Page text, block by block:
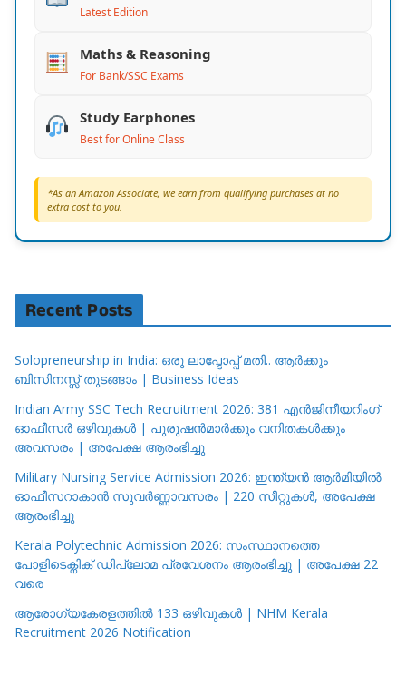
Latest Edition
Maths & Reasoning
For Bank/SSC Exams
Study Earphones
Best for Online Class
*As an Amazon Associate, we earn from qualifying purchases at no
extra cost to you.
Recent Posts
Solopreneurship in India: ഒരു ലാപ്ടോപ്പ് മതി.. ആർക്കും
ബിസിനസ്സ് തുടങ്ങാം | Business Ideas
Indian Army SSC Tech Recruitment 2026: 381 എൻജിനീയറിംഗ്
ഓഫീസർ ഒഴിവുകൾ | പുരുഷൻമാർക്കും വനിതകൾക്കും
അവസരം | അപേക്ഷ ആരംഭിച്ചു
Military Nursing Service Admission 2026: ഇന്ത്യൻ ആർമിയിൽ
ഓഫീസറാകാൻ സുവർണ്ണാവസരം | 220 സീറ്റുകൾ, അപേക്ഷ
ആരംഭിച്ചു
Kerala Polytechnic Admission 2026: സംസ്ഥാനത്തെ
പോളിടെക്നിക് ഡിപ്ലോമ പ്രവേശനം ആരംഭിച്ചു | അപേക്ഷ 22
വരെ
ആരോഗ്യകേരളത്തിൽ 133 ഒഴിവുകൾ | NHM Kerala
Recruitment 2026 Notification